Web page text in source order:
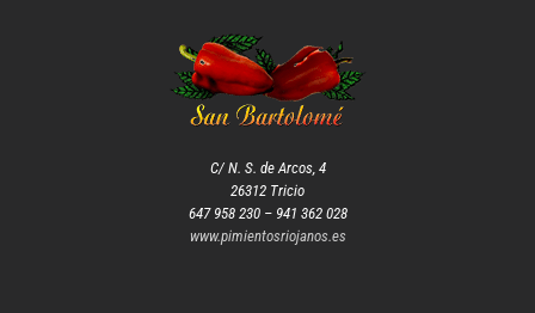
C/ N. S. de Arcos, 4
26312 Tricio
647 958 230 – 941 362 028
www.pimientosriojanos.es